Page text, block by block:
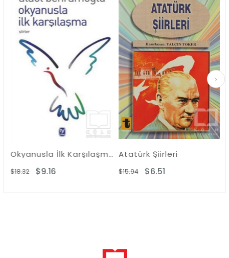
Okyanusla İlk Karşılaşma
$9.16
İndirim
%50İndirim
Atatürk Şiirleri
$6.51
$15.94
İndirim
%59İndirim